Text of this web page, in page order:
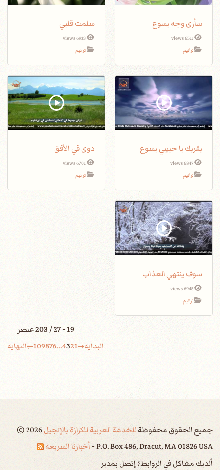
سأرى وجه يسوع
6511 views
ترانيم
سلمت قلبي
6933 views
ترانيم
بقربك يا حبيبي يسوع
6847 views
ترانيم
دوى في الأفق
6701 views
ترانيم
سوف ينتهي العذاب
6945 views
ترانيم
19 - 27 / 203 عنصر
البداية
1
2
3
4
...
6
7
8
9
10 النهاية
جميع الحقوق محفوظةللخدمة العربية للكرازة بالإنجيل ©2026
P.O. Box 486, Dracut, MA 01826 USA - أخبارنا السريعة
ألديك مشاكل في الروابط؟ إتصل بمدير